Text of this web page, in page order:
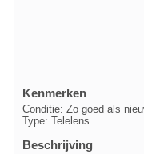
Kenmerken
Conditie: Zo goed als
Type: Telelens
Beschrijving